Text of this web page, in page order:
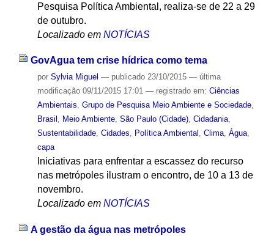
Pesquisa Política Ambiental, realiza-se de 22 a 29
de outubro.
Localizado em NOTÍCIAS
GovAgua tem crise hídrica como tema
por Sylvia Miguel — publicado23/10/2015 — última
modificação09/11/2015 17:01 — registrado em: Ciências
Ambientais, Grupo de Pesquisa Meio Ambiente e Sociedade,
Brasil , Meio Ambiente, São Paulo (Cidade), Cidadania,
Sustentabilidade, Cidades, Política Ambiental , Clima, Água,
capa
Iniciativas para enfrentar a escassez do recurso
nas metrópoles ilustram o encontro, de 10 a 13 de
novembro.
Localizado em NOTÍCIAS
A gestão da água nas metrópoles